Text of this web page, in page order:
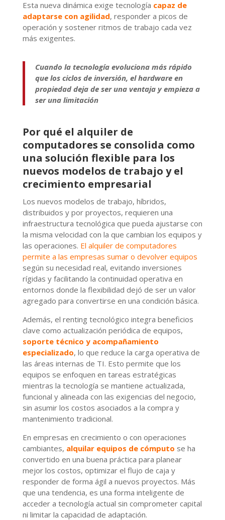
Esta nueva dinámica exige tecnología capaz de
adaptarse con agilidad, responder a picos de
operación y sostener ritmos de trabajo cada vez
más exigentes.
Cuando la tecnología evoluciona más rápido
que los ciclos de inversión, el hardware en
propiedad deja de ser una ventaja y empieza a
ser una limitación
Por qué el alquiler de
computadores se consolida como
una solución flexible para los
nuevos modelos de trabajo y el
crecimiento empresarial
Los nuevos modelos de trabajo, híbridos,
distribuidos y por proyectos, requieren una
infraestructura tecnológica que pueda ajustarse con
la misma velocidad con la que cambian los equipos y
las operaciones. El alquiler de computadores
permite a las empresas sumar o devolver equipos
según su necesidad real, evitando inversiones
rígidas y facilitando la continuidad operativa en
entornos donde la flexibilidad dejó de ser un valor
agregado para convertirse en una condición básica.
Además, el renting tecnológico integra beneficios
clave como actualización periódica de equipos,
soporte técnico y acompañamiento
especializado, lo que reduce la carga operativa de
las áreas internas de TI. Esto permite que los
equipos se enfoquen en tareas estratégicas
mientras la tecnología se mantiene actualizada,
funcional y alineada con las exigencias del negocio,
sin asumir los costos asociados a la compra y
mantenimiento tradicional.
En empresas en crecimiento o con operaciones
cambiantes, alquilar equipos de cómputo se ha
convertido en una buena práctica para planear
mejor los costos, optimizar el flujo de caja y
responder de forma ágil a nuevos proyectos. Más
que una tendencia, es una forma inteligente de
acceder a tecnología actual sin comprometer capital
ni limitar la capacidad de adaptación.